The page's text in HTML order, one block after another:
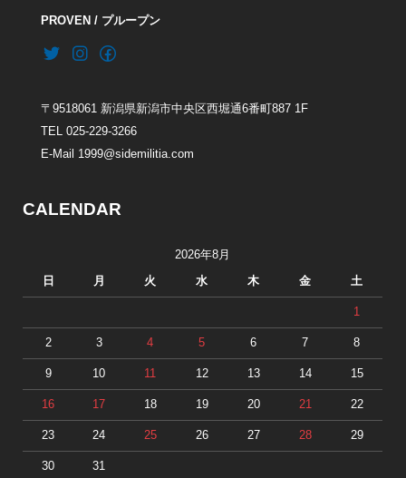
PROVEN / プループン
〒9518061 新潟県新潟市中央区西堀通6番町887 1F
TEL 025-229-3266
E-Mail 1999@sidemilitia.com
CALENDAR
2026年8月
日 月 火 水 木 金 土
1
2 3 4 5 6 7 8
9 10 11 12 13 14 15
16 17 18 19 20 21 22
23 24 25 26 27 28 29
30 31